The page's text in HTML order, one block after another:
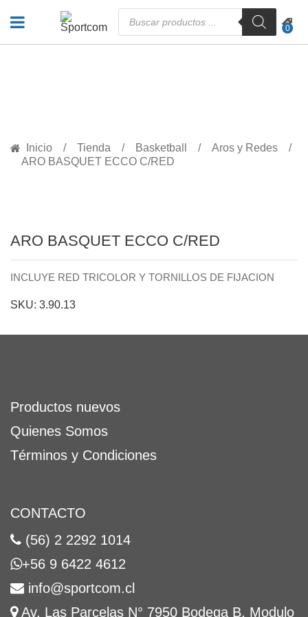
Búsqueda
de
productos
0
Inicio Tienda Basketball
Aros y Redes
ARO BASQUET ECCO C/RED
ARO BASQUET ECCO C/RED
INCLUYE RED TRICOLOR Y TORNILLOS DE FIJACION
SKU: 3.90.13
Productos nuevos
Quienes Somos
Términos y Condiciones
CONTACTO
(56) 2 2292 1014
+56 9 6422 4612
info@sportcom.cl
Av. Las Parcelas N° 7950 Bodega B, Modulo